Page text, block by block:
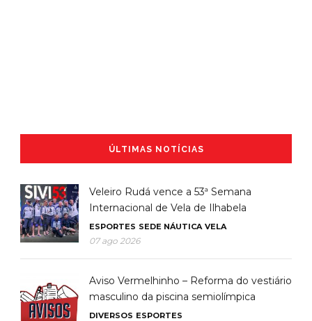
ÚLTIMAS NOTÍCIAS
Veleiro Rudá vence a 53ª Semana
Internacional de Vela de Ilhabela
ESPORTES SEDE NÁUTICA VELA
07 ago 2026
Aviso Vermelhinho – Reforma do vestiário
masculino da piscina semiolímpica
DIVERSOS ESPORTES